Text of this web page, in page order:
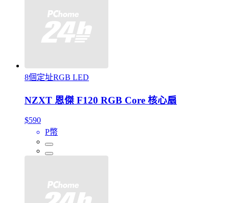
8個定址RGB LED
NZXT 恩傑 F120 RGB Core 核心扇
$590
P幣